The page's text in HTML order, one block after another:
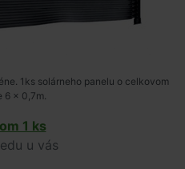
1ks solárneho panelu o celkovom
6 x 0,7m.
1 ks
u vás